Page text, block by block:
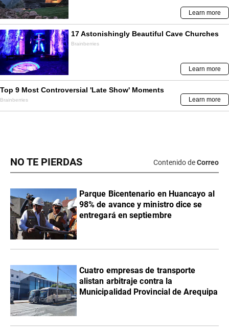
NO TE PIERDAS Contenido deCorreo
Parque Bicentenario en Huancayo al
98% de avance y ministro dice se
entregará en septiembre
Cuatro empresas de transporte
alistan arbitraje contra la
Municipalidad Provincial de Arequipa